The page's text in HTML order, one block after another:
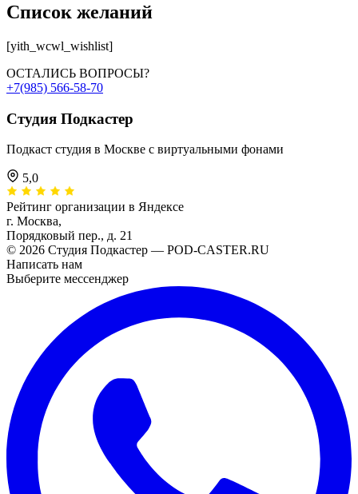
Список желаний
[yith_wcwl_wishlist]
ОСТАЛИСЬ ВОПРОСЫ?
+7(985) 566-58-70
Студия Подкастер
Подкаст студия в Москве с виртуальными фонами
5,0
Рейтинг организации в Яндексе
г. Москва,
Порядковый пер., д. 21
© 2026 Студия Подкастер — POD-CASTER.RU
Написать нам
Выберите мессенджер